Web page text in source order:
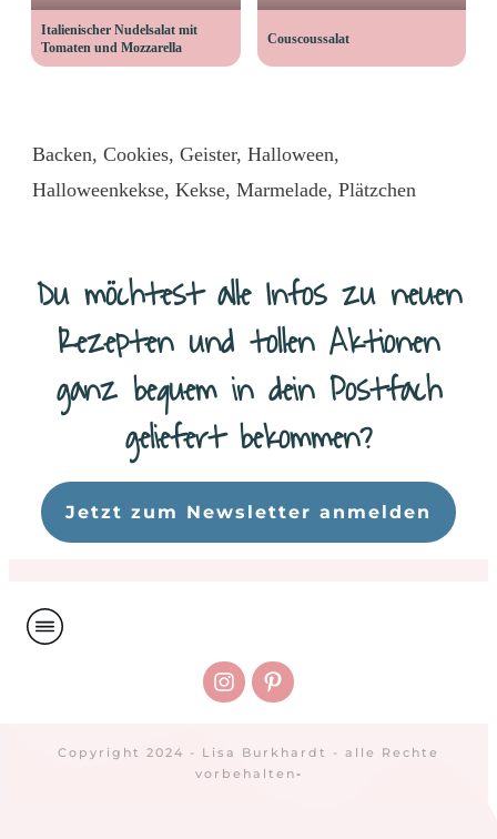
Italienischer Nudelsalat mit
Tomaten und Mozzarella
Couscoussalat
Backen, Cookies, Geister, Halloween,
Halloweenkekse, Kekse, Marmelade, Plätzchen
Du möchtest alle Infos zu neuen
Rezepten und tollen Aktionen
ganz bequem in dein Postfach
geliefert bekommen?
Jetzt zum Newsletter anmelden
Copyright 2024 - Lisa Burkhardt - alle Rechte
vorbehalten-